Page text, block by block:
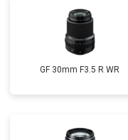
GF 30mm F3.5 R WR